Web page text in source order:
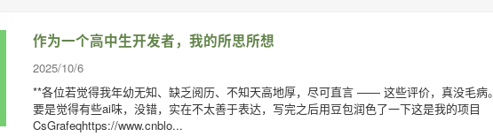
作为一个高中生开发者，我的所思所想
2025/10/6
**各位若觉得我年幼无知、缺乏阅历、不知天高地厚，尽可直言 —— 这些评价，真没毛病。
要是觉得有些ai味，没错，实在不太善于表达，写完之后用豆包润色了一下这是我的项目
CsGrafeqhttps://www.cnblo...